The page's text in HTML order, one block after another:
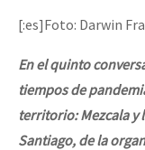
[:es]Foto: Darwin
En el quinto
tiempos de
territorio: Mezcala y
Santiago, de la